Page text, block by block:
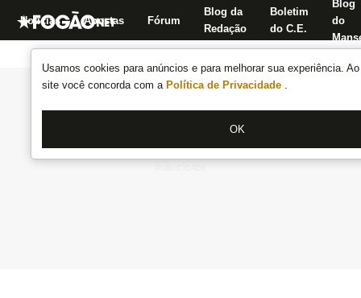
Usamos cookies para anúncios e para melhorar sua experiência.
site você concorda com a Política de Privacidade .
OK
Notícias Apostas Fórum
Blog da
Redação
Boletim
do C.E.
Blog
do